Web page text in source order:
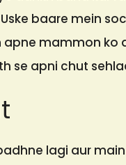
baare mein
mammon ko
se apni chut
lagi aur